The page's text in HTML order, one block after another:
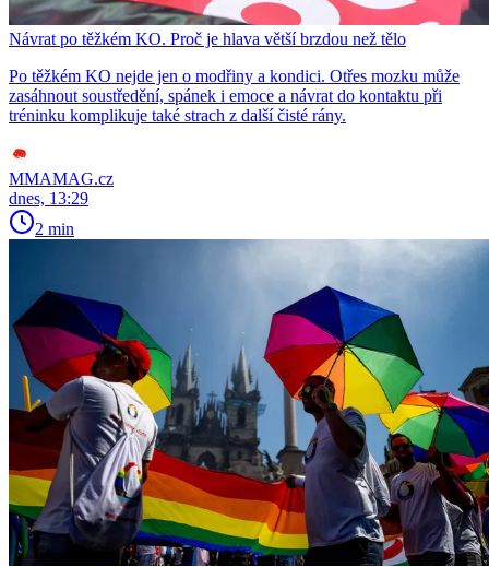
Návrat po těžkém KO. Proč je hlava větší brzdou než tělo
Po těžkém KO nejde jen o modřiny a kondici. Otřes mozku může
zasáhnout soustředění, spánek i emoce a návrat do kontaktu při
tréninku komplikuje také strach z další čisté rány.
MMAMAG.cz
dnes, 13:29
2 min